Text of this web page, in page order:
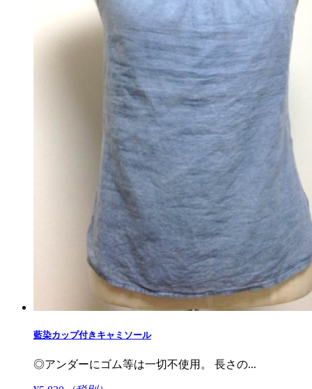
藍染カップ付きキャミソール
◎アンダーにゴム等は一切不使用。 長さの...